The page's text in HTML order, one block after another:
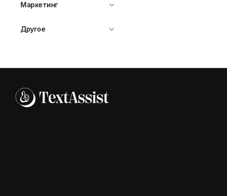
Маркетинг
Другое